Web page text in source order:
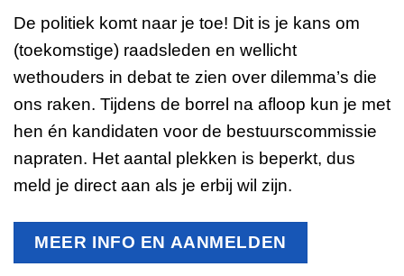
De politiek komt naar je toe! Dit is je kans om
(toekomstige) raadsleden en wellicht
wethouders in debat te zien over dilemma’s die
ons raken. Tijdens de borrel na afloop kun je met
hen én kandidaten voor de bestuurscommissie
napraten. Het aantal plekken is beperkt, dus
meld je direct aan als je erbij wil zijn.
MEER INFO EN AANMELDEN